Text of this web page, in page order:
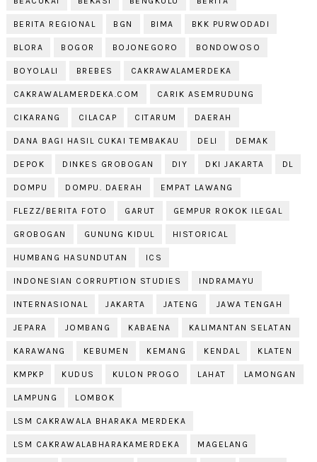
BERITA REGIONAL BGN BIMA BKK PURWODADI
BLORA BOGOR BOJONEGORO BONDOWOSO
BOYOLALI BREBES CAKRAWALAMERDEKA
CAKRAWALAMERDEKA.COM CARIK ASEMRUDUNG
CIKARANG CILACAP CITARUM DAERAH
DANA BAGI HASIL CUKAI TEMBAKAU DELI DEMAK
DEPOK DINKES GROBOGAN DIY DKI JAKARTA DL
DOMPU DOMPU. DAERAH EMPAT LAWANG
FLEZZ/BERITA FOTO GARUT GEMPUR ROKOK ILEGAL
GROBOGAN GUNUNG KIDUL HISTORICAL
HUMBANG HASUNDUTAN ICS
INDONESIAN CORRUPTION STUDIES INDRAMAYU
INTERNASIONAL JAKARTA JATENG JAWA TENGAH
JEPARA JOMBANG KABAENA KALIMANTAN SELATAN
KARAWANG KEBUMEN KEMANG KENDAL KLATEN
KMPKP KUDUS KULON PROGO LAHAT LAMONGAN
LAMPUNG LOMBOK
LSM CAKRAWALA BHARAKA MERDEKA
LSM CAKRAWALABHARAKAMERDEKA MAGELANG